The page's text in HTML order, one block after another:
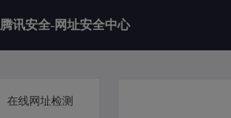
腾讯安全-网址安全中心
在线网址检测